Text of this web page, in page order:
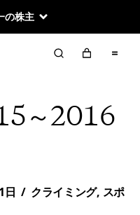
の株主
～2016
日 / クライミング, スポ